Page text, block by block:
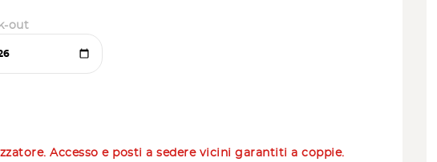
out
Accesso e posti a sedere vicini garantiti a coppie.